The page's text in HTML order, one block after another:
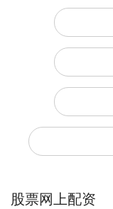
股票网上配资